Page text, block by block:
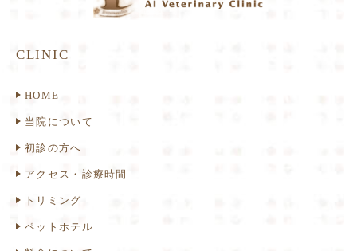
CLINIC
HOME
当院について
初診の方へ
アクセス・診療時間
トリミング
ペットホテル